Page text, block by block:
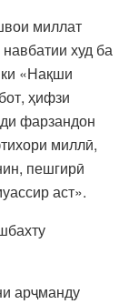
миллат
худ ба
«Нақши
ҳифзи
фарзандон
миллӣ,
пешгирӣ
аст».
арҷманду